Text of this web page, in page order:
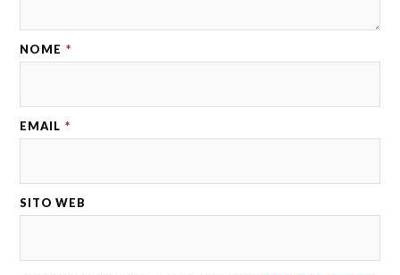
NOME *
EMAIL *
SITO WEB